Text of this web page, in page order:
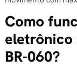
Como
eletrônico
BR-060?